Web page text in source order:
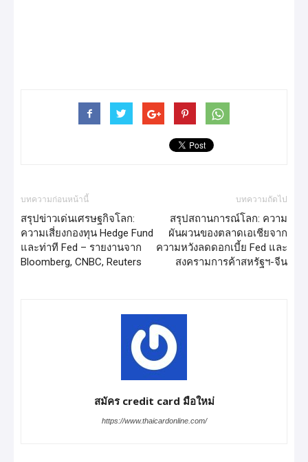
บทความก่อนหน้านี้
สรุปข่าวเด่นเศรษฐกิจโลก:
ความเสี่ยงกองทุน Hedge Fund
และท่าที Fed – รายงานจาก
Bloomberg, CNBC, Reuters
บทความถัดไป
สรุปสถานการณ์โลก: ความ
ผันผวนของตลาดเอเชียจาก
ความหวังลดดอกเบี้ย Fed และ
สงครามการค้าสหรัฐฯ-จีน
สมัคร credit card มือใหม่
https://www.thaicardonline.com/